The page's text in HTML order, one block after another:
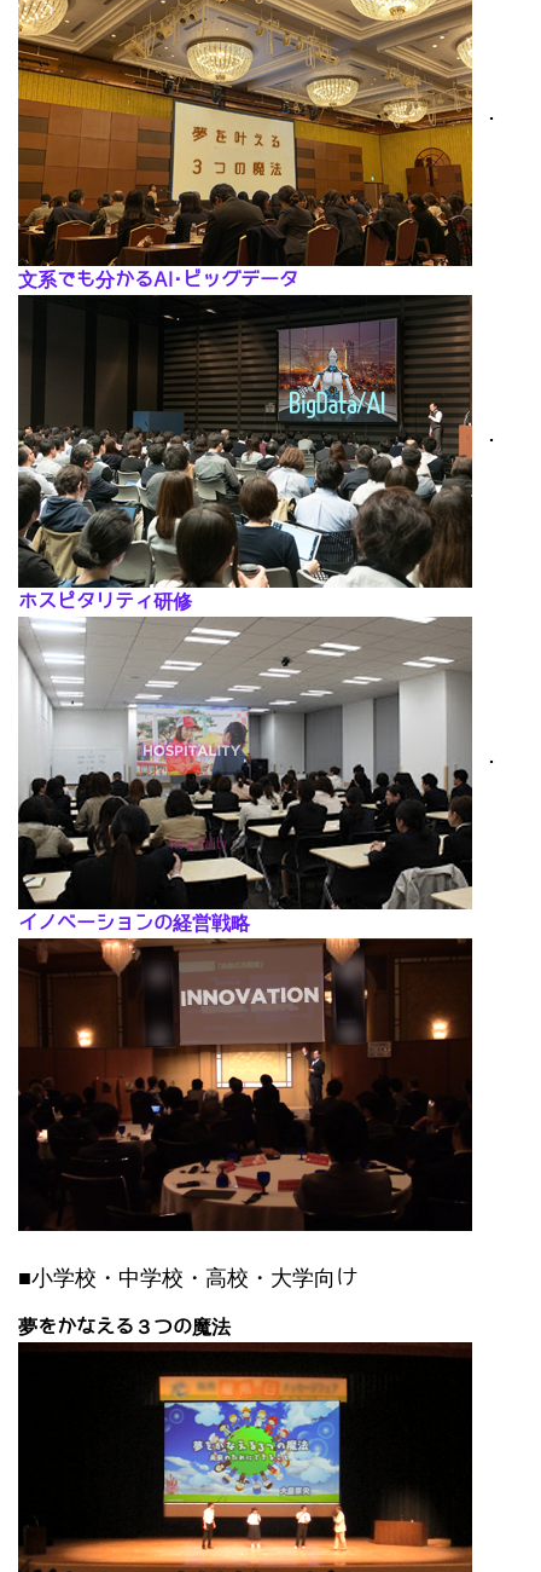
･
文系でも分かるAI･ビッグデータ
･
ホスピタリティ研修
･
イノベーションの経営戦略
■小学校・中学校・高校・大学向け
夢をかなえる３つの魔法